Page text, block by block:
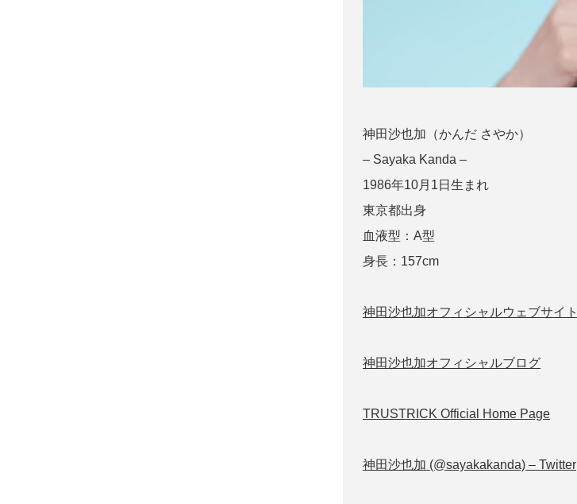
神田沙也加（かんだ さやか）
– Sayaka Kanda –
1986年10月1日生まれ
東京都出身
血液型：A型
身長：157cm
神田沙也加オフィシャルウェブサイト
神田沙也加オフィシャルブログ
TRUSTRICK Official Home Page
神田沙也加 (@sayakakanda) – Twitter